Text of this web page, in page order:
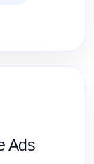
Ads